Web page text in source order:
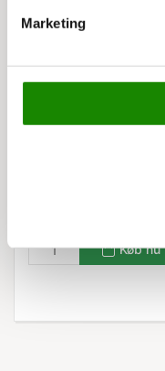
Marketing
Køb nu